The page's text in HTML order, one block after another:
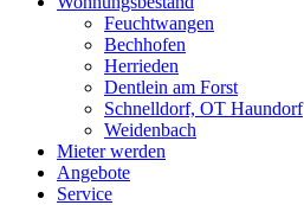
Feuchtwangen
Bechhofen
Herrieden
Dentlein am Forst
Schnelldorf, OT Haundorf
Weidenbach
Mieter werden
Angebote
Service